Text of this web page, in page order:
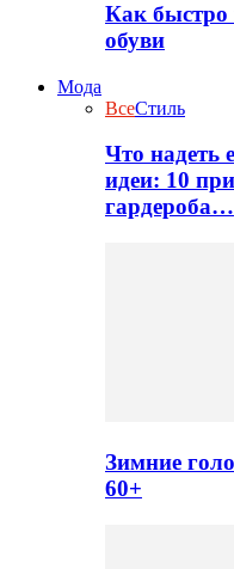
Как быстро
обуви
Мода
ВсеСтиль
Что надеть
идеи: 10
гардероба…
Зимние
60+